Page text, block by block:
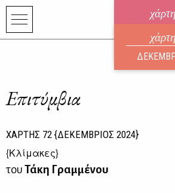
Επιτύμβια
ΧΑΡΤΗΣ 72 {ΔΕΚΕΜΒΡΙΟΣ 2024}
{Κλίμακες}
τουΤάκη Γραμμένου